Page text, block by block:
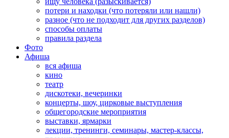
потери и находки (что потеряли или нашли)
разное (что не подходит для других разделов)
способы оплаты
правила раздела
Фото
Афиша
вся афиша
кино
театр
дискотеки, вечеринки
концерты, шоу, цирковые выступления
общегородские мероприятия
выставки, ярмарки
лекции, тренинги, семинары, мастер-классы,